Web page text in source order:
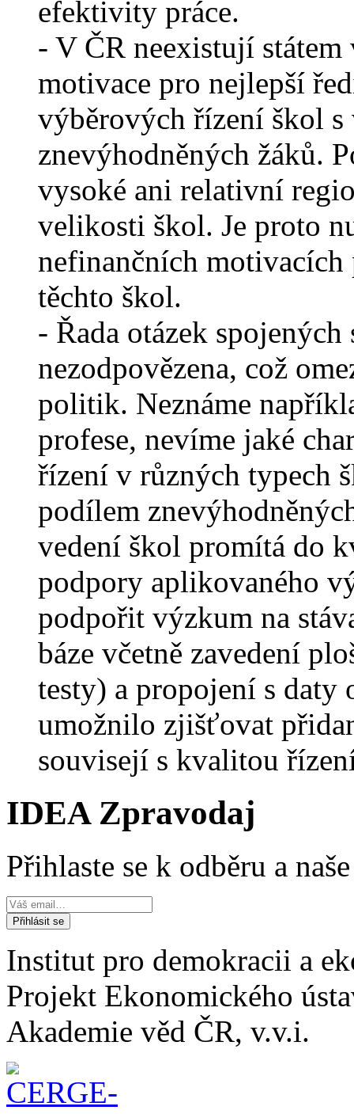
efektivity práce.
- V ČR neexistují
motivace pro nejlepší
výběrových řízení škol s
znevýhodněných žáků.
vysoké ani relativní
velikosti škol. Je proto
nefinančních
těchto škol.
- Řada otázek
nezodpovězena, což
politik. Neznáme
profese, nevíme jaké
řízení v různých typech
podílem
vedení škol promítá do
podpory aplikovaného
podpořit výzkum na
báze včetně zavedení
testy) a propojení s daty
umožnilo zjišťovat
souvisejí s kvalitou
IDEA Zpravodaj
Přihlaste se k odběru a
Institut pro demokracii a
Projekt Ekonomického
Akademie věd ČR, v.v.i.